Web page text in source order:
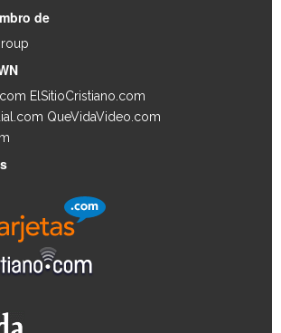
de
ElSitioCristiano.com
QueVidaVideo.com